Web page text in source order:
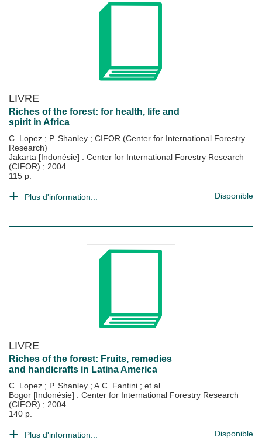
LIVRE
Riches of the forest: for health, life and
spirit in Africa
C. Lopez ; P. Shanley ; CIFOR (Center for International Forestry
Research)
Jakarta [Indonésie] : Center for International Forestry Research
(CIFOR) ; 2004
115 p.
Plus d'information... Disponible
LIVRE
Riches of the forest: Fruits, remedies
and handicrafts in Latina America
C. Lopez ; P. Shanley ; A.C. Fantini ; et al.
Bogor [Indonésie] : Center for International Forestry Research
(CIFOR) ; 2004
140 p.
Plus d'information... Disponible